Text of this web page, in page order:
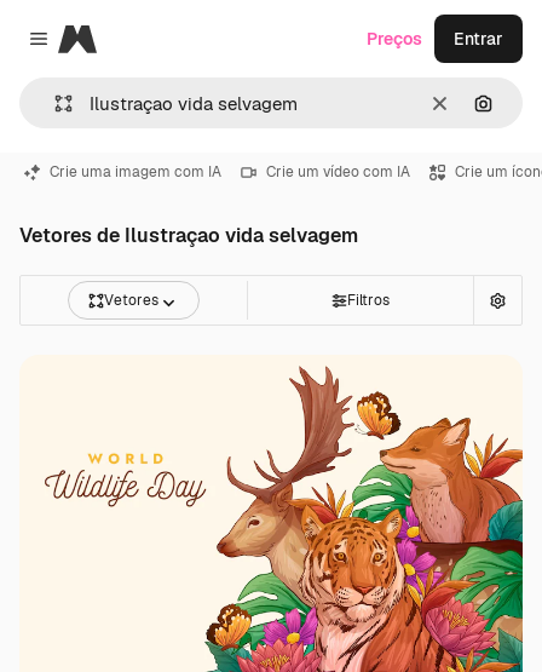
Close menu
Magnific
Limpar
Preços Entrar
Crie uma imagem com IA Crie um vídeo com IA Crie um
Vetores de Ilustraçao vida selvagem
Vetores Filtros